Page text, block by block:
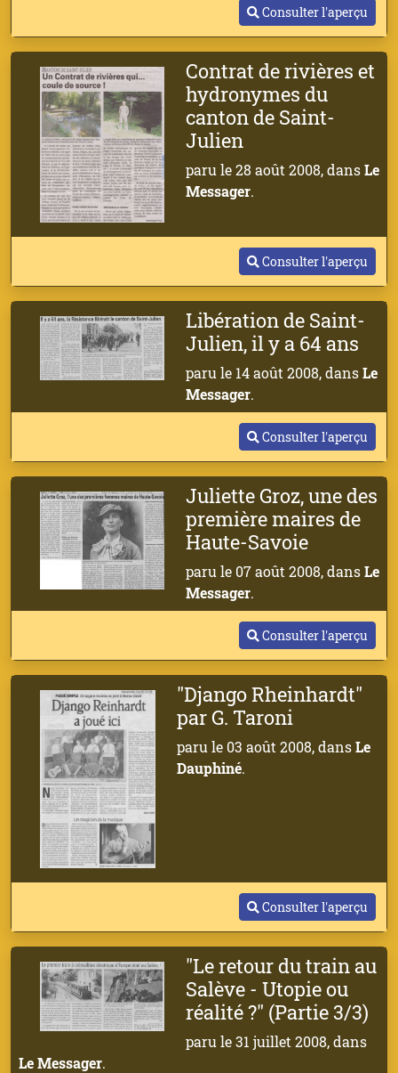
Consulter l'aperçu
Contrat de rivières et
hydronymes du
canton de Saint-
Julien
paru le 28 août 2008, dansLe
Messager.
Consulter l'aperçu
Libération de Saint-
Julien, il y a 64 ans
paru le 14 août 2008, dansLe
Messager.
Consulter l'aperçu
Juliette Groz, une des
première maires de
Haute-Savoie
paru le 07 août 2008, dansLe
Messager.
Consulter l'aperçu
"Django Rheinhardt"
par G. Taroni
paru le 03 août 2008, dansLe
Dauphiné.
Consulter l'aperçu
"Le retour du train au
Salève - Utopie ou
réalité ?" (Partie 3/3)
paru le 31 juillet 2008, dans
Le Messager.